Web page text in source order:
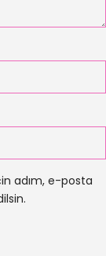
adım, e-posta